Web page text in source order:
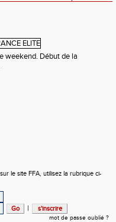
weekend. Début de la
le site FFA, utilisez la rubrique ci-
|
mot de passe oublié ?